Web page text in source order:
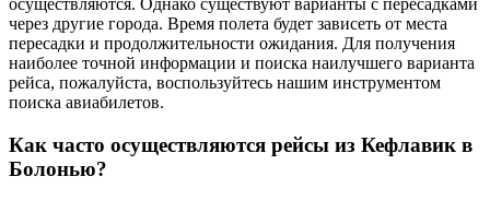
осуществляются. Однако существуют варианты с пересадками
через другие города. Время полета будет зависеть от места
пересадки и продолжительности ожидания. Для получения
наиболее точной информации и поиска наилучшего варианта
рейса, пожалуйста, воспользуйтесь нашим инструментом
поиска авиабилетов.
Как часто осуществляются рейсы из Кефлавик в
Болонью?